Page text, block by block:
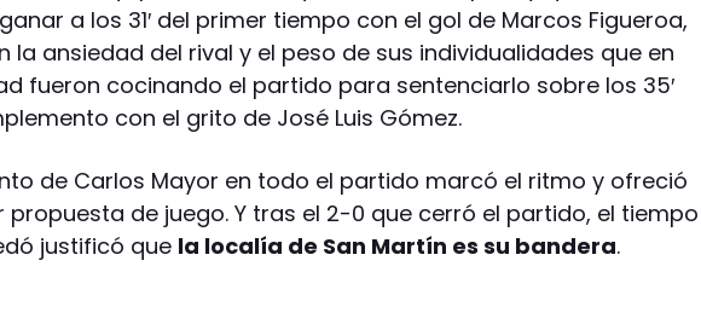
a los 31′ del primer tiempo con el gol de Marcos Figueroa,
la ansiedad del rival y el peso de sus individualidades que en
fueron cocinando el partido para sentenciarlo sobre los 35′
con el grito de José Luis Gómez.
de Carlos Mayor en todo el partido marcó el ritmo y ofreció
propuesta de juego. Y tras el 2-0 que cerró el partido, el tiempo
justificó que la localía de San Martín es su bandera.